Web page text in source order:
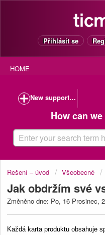
Přihlásit se
HOME
New support case
How can
Řešení – úvod Všeobecné
Jak obdržím své
Změněno dne: Po, 16 Prosinec,
Každá karta produktu obsahuje